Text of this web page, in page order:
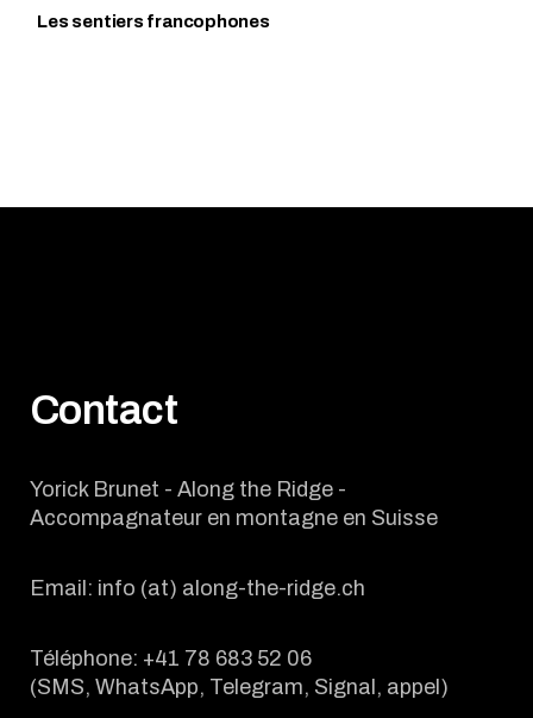
Les sentiers francophones
Contact
Yorick Brunet - Along the Ridge -
Accompagnateur en montagne en Suisse
Email: info (at) along-the-ridge.ch
Téléphone: +41 78 683 52 06
(SMS, WhatsApp, Telegram, Signal, appel)